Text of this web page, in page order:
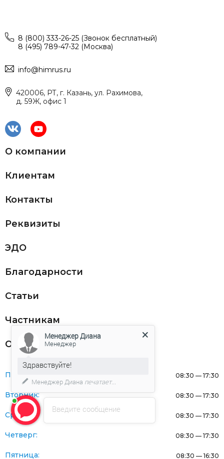
8 (800) 333-26-25 (Звонок бесплатный)
8 (495) 789-47-32 (Москва)
info@himrus.ru
420006, РТ, г. Казань, ул. Рахимова,
д. 59Ж, офис 1
О компании
Клиентам
Контакты
Реквизиты
ЭДО
Благодарности
Статьи
Частникам
Оферта
Понедельник: 08:30 — 17:30
Вторник: 08:30 — 17:30
Среда: 08:30 — 17:30
Четверг: 08:30 — 17:30
Пятница: 08:30 — 16:30
Введите сообщение
Менеджер Диана
Менеджер
Здравствуйте!
Менеджер Диана печатает...